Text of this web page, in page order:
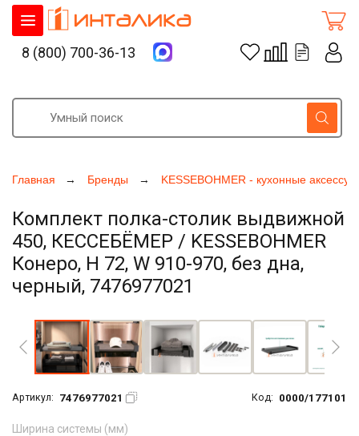
Главная Бренды KESSEBOHMER - кухонные
Комплект полка-столик выдвижной
450, КЕССЕБЁМЕР / KESSEBOHMER
Конеро, H 72, W 910-970, без дна,
черный, 7476977021
Артикул: 7476977021 Код: 0000/177101
Ширина системы (мм)
8 (800) 700-36-13